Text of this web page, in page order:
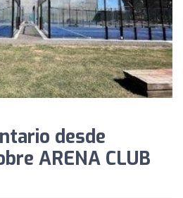
desde
ARENA CLUB